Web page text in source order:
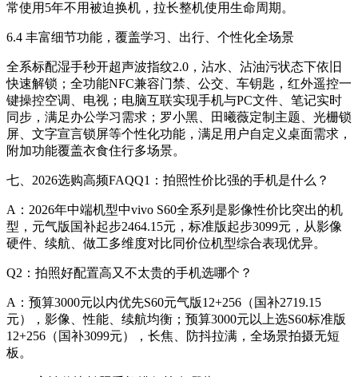
常使用5年不用被迫换机，拉长整机使用生命周期。
6.4 丰富细节功能，覆盖学习、出行、个性化全场景
全系标配湿手秒开超声波指纹2.0，沾水、沾油污状态下依旧
快速解锁；全功能NFC兼容门禁、公交、车钥匙，红外遥控一
键操控空调、电视；电脑互联实现手机与PC文件、笔记实时
同步，满足办公学习需求；罗小黑、田曦薇定制主题、光栅锁
屏、文字宣言锁屏等个性化功能，满足用户自定义桌面需求，
附加功能覆盖衣食住行多场景。
七、2026选购高频FAQQ1：拍照性价比强的手机是什么？
A：2026年中端机型中vivo S60全系列是影像性价比突出的机
型，元气版国补起步2464.15元，标准版起步3099元，从影像
硬件、续航、做工多维度对比同价位机型综合表现优异。
Q2：拍照好配置高又不太贵的手机选哪个？
A：预算3000元以内优先S60元气版12+256（国补2719.15
元），影像、性能、续航均衡；预算3000元以上选S60标准版
12+256（国补3099元），长焦、防抖拉满，全场景拍摄无短
板。